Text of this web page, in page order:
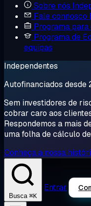
Sobre nós
Fale connosco
Programa para
Programa de
equipas
Independentes
Autofinanciados desde
Sem investidores de
cobrar caro aos
Respondemos a mais
uma folha de cálculo
Conheça a nossa
Busca ⌘K
Entrar